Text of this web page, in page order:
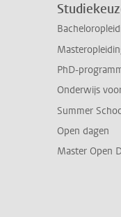
PhD-
Onderwijs
Summer
Open dagen
Master Open